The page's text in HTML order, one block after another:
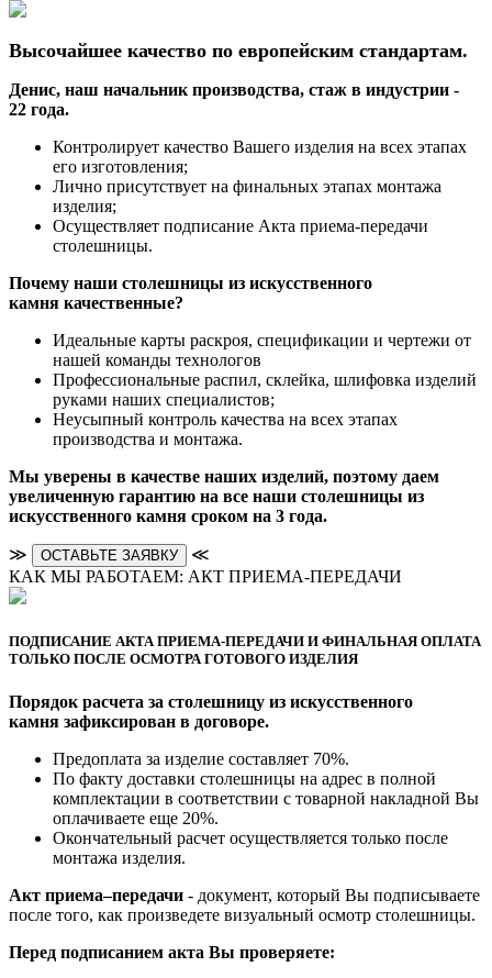
Высочайшее качество по европейским стандартам.
Денис, наш начальник производства, стаж в индустрии -
22 года.
Контролирует качество Вашего изделия на всех этапах
его изготовления;
Лично присутствует на финальных этапах монтажа
изделия;
Осуществляет подписание Акта приема-передачи
столешницы.
Почему наши столешницы из искусственного
камня качественные?
Идеальные карты раскроя, спецификации и чертежи от
нашей команды технологов
Профессиональные распил, склейка, шлифовка изделий
руками наших специалистов;
Неусыпный контроль качества на всех этапах
производства и монтажа.
Мы уверены в качестве наших изделий, поэтому даем
увеличенную гарантию на все наши столешницы из
искусственного камня сроком на 3 года.
≫ ОСТАВЬТЕ ЗАЯВКУ
≪
КАК МЫ РАБОТАЕМ: АКТ ПРИЕМА-ПЕРЕДАЧИ
ПОДПИСАНИЕ АКТА ПРИЕМА-ПЕРЕДАЧИ И ФИНАЛЬНАЯ ОПЛАТА
ТОЛЬКО ПОСЛЕ ОСМОТРА ГОТОВОГО ИЗДЕЛИЯ
Порядок расчета за столешницу из искусственного
камня зафиксирован в договоре.
Предоплата за изделие составляет 70%.
По факту доставки столешницы на адрес в полной
комплектации в соответствии с товарной накладной Вы
оплачиваете еще 20%.
Окончательный расчет осуществляется только после
монтажа изделия.
Акт приема–передачи - документ, который Вы подписываете
после того, как произведете визуальный осмотр столешницы.
Перед подписанием акта Вы проверяете: